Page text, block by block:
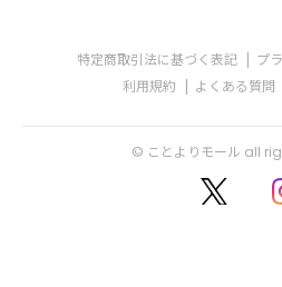
特定商取引法に基づく表記
プ
利用規約
よくある質問
© ことよりモール all